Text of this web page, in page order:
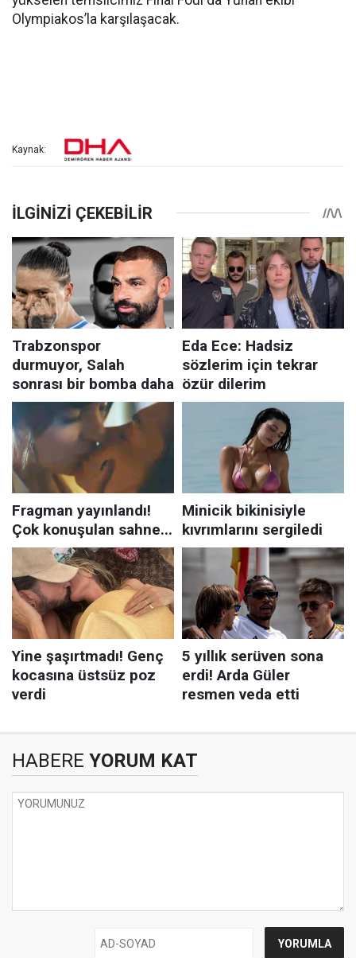
Olympiakos’la karşılaşacak.
Kaynak:
HABERE YORUM KAT